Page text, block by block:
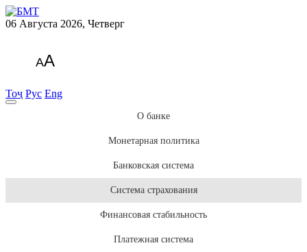
06 Августа 2026, Четверг
AA
Тоҷ Рус Eng
О банке
Монетарная политика
Банковская система
Система страхования
Финансовая стабильность
Платежная система